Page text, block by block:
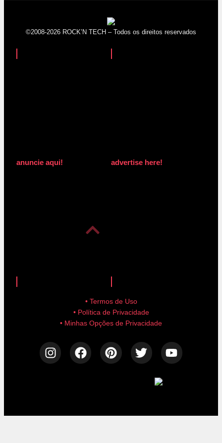
©2008-2026 ROCK’N TECH – Todos os direitos reservados
anuncie aqui! advertise here!
• Termos de Uso
• Política de Privacidade
• Minhas Opções de Privacidade